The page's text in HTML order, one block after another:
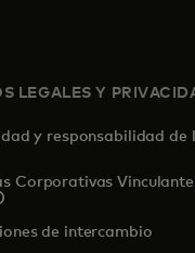
LEGALES Y
y responsabilidad de
Corporativas
de intercambio